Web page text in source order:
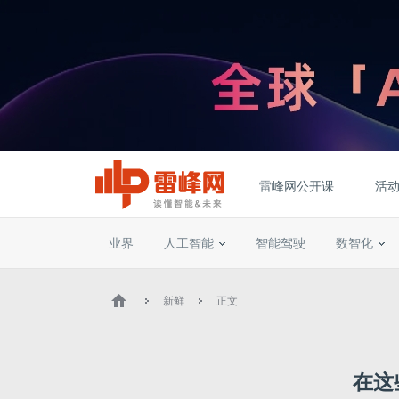
雷峰网公开课 活
业界 人工智能 智能驾驶 数智化
新鲜 正文
在这